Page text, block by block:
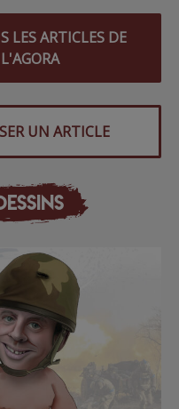
LES ARTICLES DE
L'AGORA
UN ARTICLE